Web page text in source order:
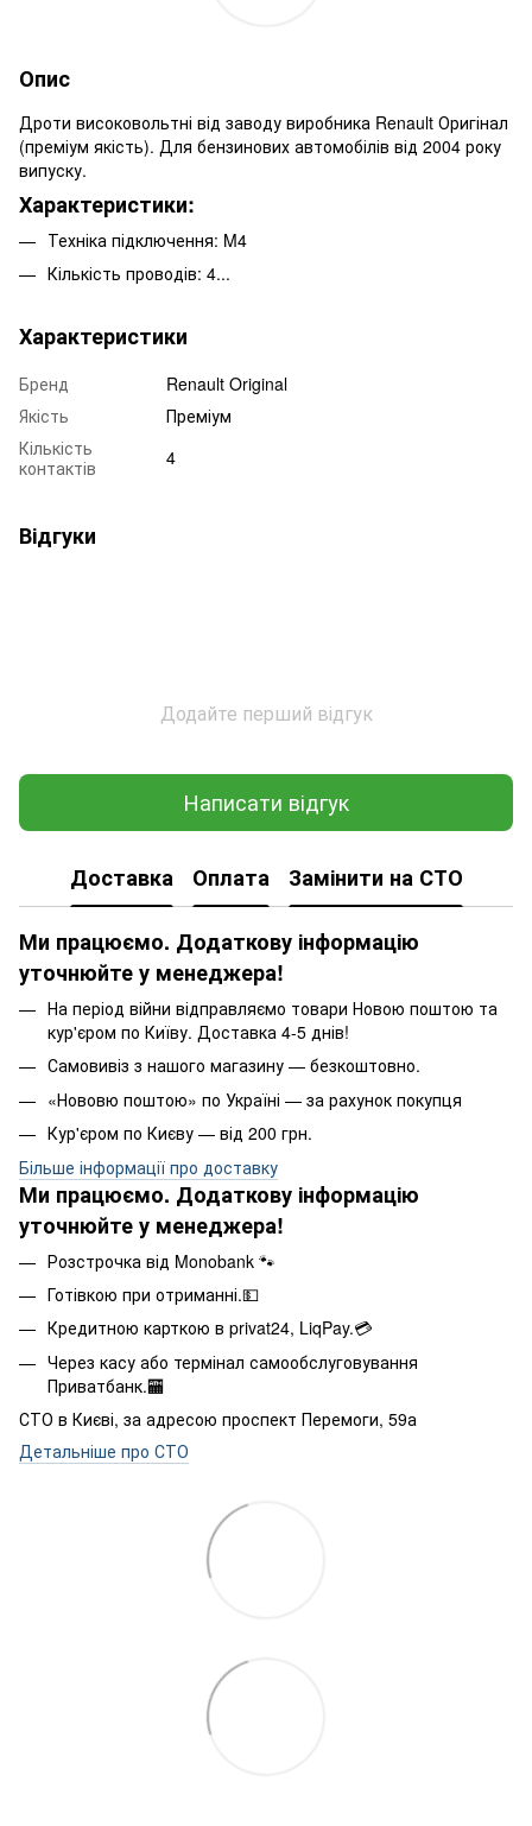
Опис
Дроти високовольтні від заводу виробника Renault Оригінал
(преміум якість). Для бензинових автомобілів від 2004 року
випуску.
Характеристики:
Техніка підключення: M4
Кількість проводів: 4...
Характеристики
Бренд
Renault Original
Якість
Преміум
Кількість
контактів
4
Відгуки
Додайте перший відгук
Написати відгук
Доставка Оплата Замінити на СТО
Ми працюємо. Додаткову інформацію
уточнюйте у менеджера!
На період війни відправляємо товари Новою поштою та
кур'єром по Київу. Доставка 4-5 днів!
Самовивіз з нашого магазину — безкоштовно.
«Нововю поштою» по Україні — за рахунок покупця
Кур'єром по Києву — від 200 грн.
Більше інформації про доставку
Ми працюємо. Додаткову інформацію
уточнюйте у менеджера!
Розстрочка від Monobank 🐾
Готівкою при отриманні.💵
Кредитною карткою в privat24, LiqPay.💳
Через касу або термінал самообслуговування
Приватбанк.🏧
СТО в Києві, за адресою проспект Перемоги, 59а
Детальніше про СТО